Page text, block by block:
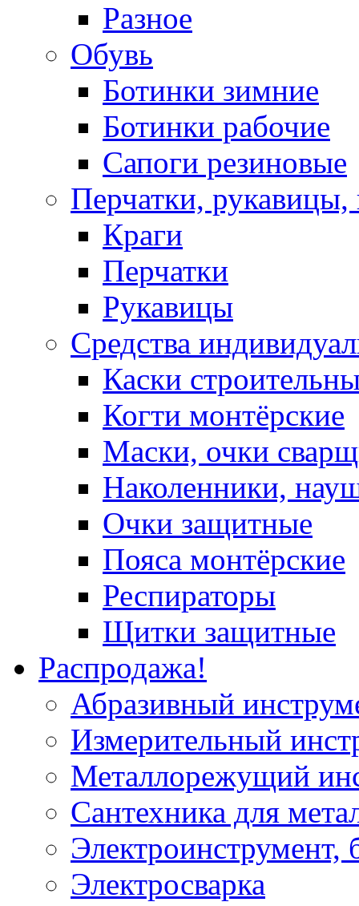
Разное
Обувь
Ботинки зимние
Ботинки рабочие
Сапоги резиновые
Перчатки, рукавицы,
Краги
Перчатки
Рукавицы
Средства
Каски
Когти монтёрские
Маски, очки
Наколенники,
Очки защитные
Пояса монтёрские
Респираторы
Щитки защитные
Распродажа!
Абразивный
Измерительный
Металлорежущий
Сантехника для
Электроинструмент,
Электросварка